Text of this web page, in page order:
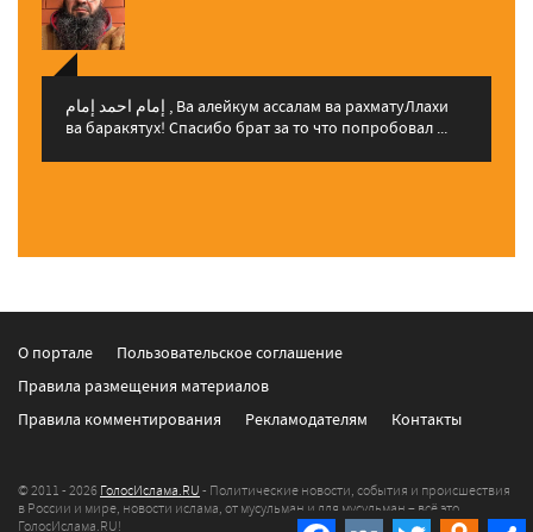
إمام احمد إمام , Ва алейкум ассалам ва рахматуЛлахи
ва баракятух! Спасибо брат за то что попробовал ...
О портале
Пользовательское соглашение
Правила размещения материалов
Правила комментирования
Рекламодателям Контакты
© 2011 - 2026 ГолосИслама.RU - Политические новости, события и происшествия
в России и мире, новости ислама, от мусульман и для мусульман – всё это
ГолосИслама.RU!